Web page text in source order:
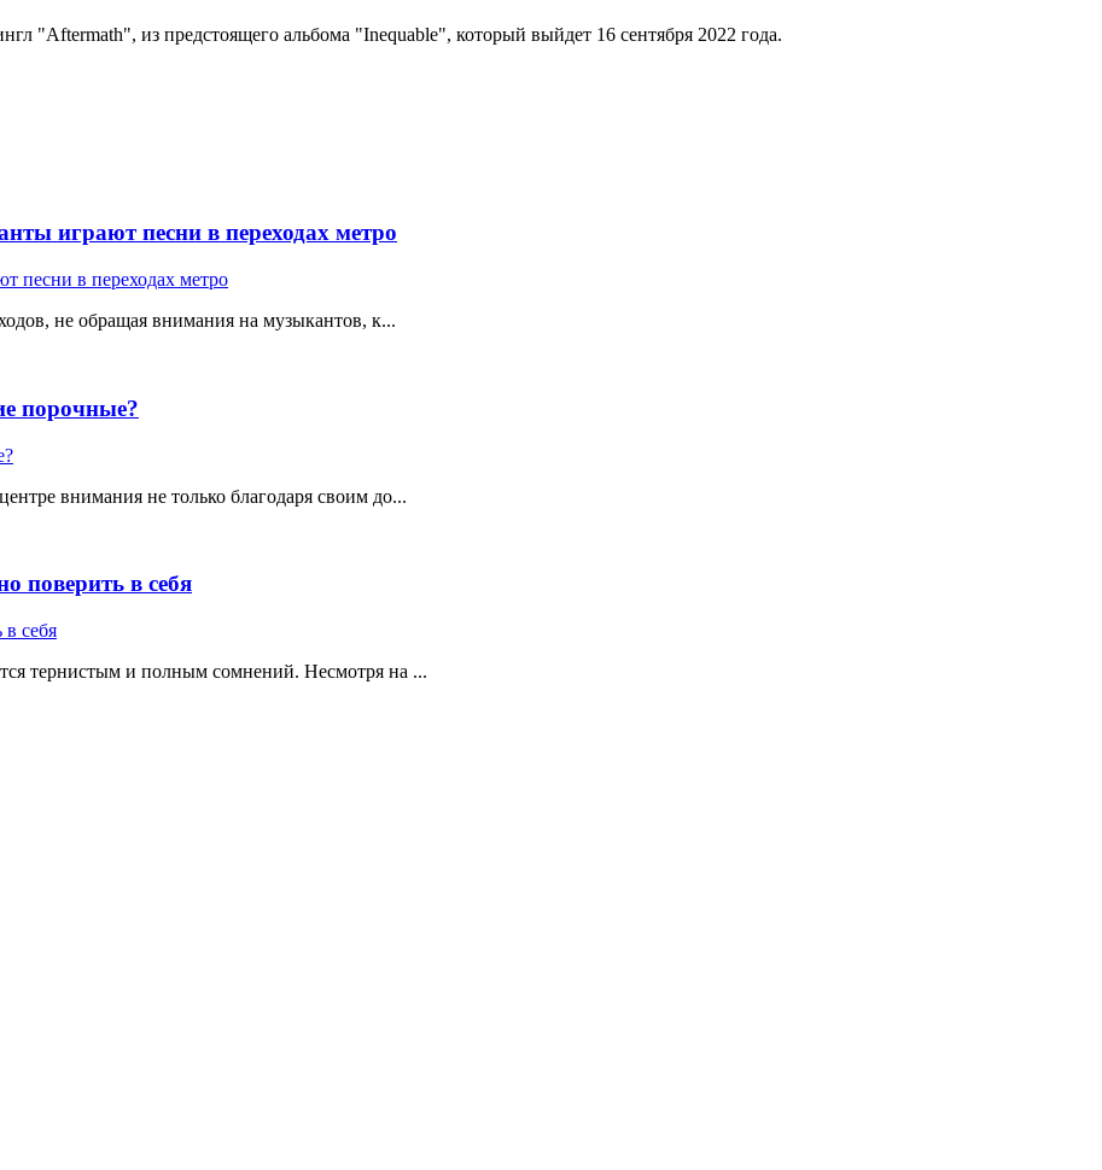
"Aftermath", из предстоящего альбома "Inequable", который выйдет 16 сентября 2022 года.
играют песни в переходах метро
не обращая внимания на музыкантов, к...
порочные?
внимания не только благодаря своим до...
поверить в себя
тернистым и полным сомнений. Несмотря на ...